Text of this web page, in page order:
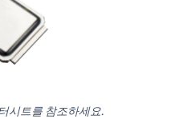
시트를 참조하세요.